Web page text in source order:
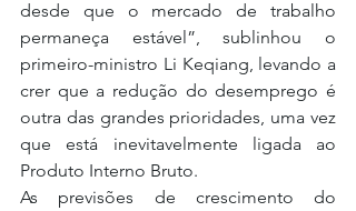
desde que o mercado de trabalho
permaneça estável”, sublinhou o
primeiro-ministro Li Keqiang, levando a
crer que a redução do desemprego é
outra das grandes prioridades, uma vez
que está inevitavelmente ligada ao
Produto Interno Bruto.
As previsões de crescimento do